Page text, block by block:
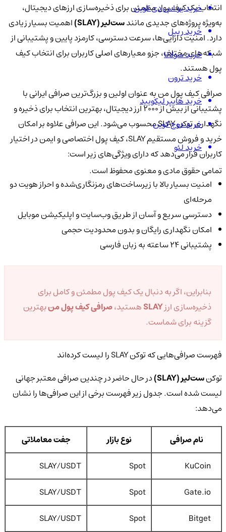
انتخاب یک کیف پول مطمئن برای ذخیره‌سازی ارزهای دیجیتال،
به‌ویژه پروژه‌های جدیدی مانندست‌لیر (SLAY)
اهمیت بسیار زیادی
دارد. امنیت دارایی‌ها، سرعت دسترسی، کارمزد پایین و پشتیبانی از
شبکه‌های مختلف، جزو معیارهای اصلی کاربران برای انتخاب کیف
پول هستند.
صرافی کیف پول من به عنوان اولین و بزرگ‌ترین صرافی ایرانی با
پشتیبانی از بیش از ۲۰۰۰ ارز دیجیتال، بهترین انتخاب برای ذخیره و
نگهداری توکن SLAY محسوب می‌شود. این صرافی علاوه بر امکان
خرید و فروش مستقیم SLAY، کیف پول اختصاصی و ایمن در اختیار
کاربران قرار می‌دهد که دارای ویژگی‌های زیر است:
امنیت بسیار بالا با زیرساخت‌های رمزنگاری‌شده و احراز هویت دو
مرحله‌ای
دسترسی سریع و آسان از طریق وب‌سایت و اپلیکیشن موبایل
امکان نگهداری رایگان و بدون محدودیت حجمی
پشتیبانی ۲۴ ساعته به زبان فارسی
بنابراین، اگر به دنبال یک کیف پول مطمئن و کامل برای
ذخیره‌سازی ارزSLAYهستید،صرافی کیف پول منبهترین
گزینه برای شماست.
فهرست صرافی‌هایی که توکن SLAY را لیست کرده‌اند
توکنست‌لیر (SLAY)
در حال حاضر در چندین صرافی معتبر جهانی
لیست شده است. جدول زیر فهرست برخی از این صرافی‌ها را نشان
می‌دهد:
نام صرافی نوع بازار
جفت معاملاتی
KuCoin
Spot
SLAY/USDT
Gate.io
Spot
SLAY/USDT
Bitget
Spot
SLAY/USDT
خرید یو اس دی کوین
خرید ریپل
خرید سولانا
خرید ترون
خرید هایپر لیکویید
خرید دوج کوین
خرید لئو
تمامی حقوق مادی و معنوی محفوظ است.